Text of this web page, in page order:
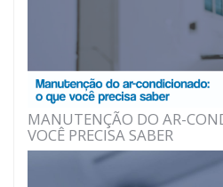
MANUTENÇÃO DO AR-
VOCÊ PRECISA SABER